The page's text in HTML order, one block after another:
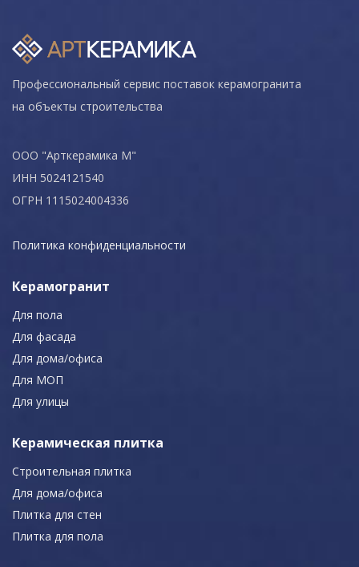
Профессиональный сервис поставок керамогранита
на объекты строительства
ООО "Арткерамика М"
ИНН 5024121540
ОГРН 1115024004336
Политика конфиденциальности
Керамогранит
Для пола
Для фасада
Для дома/офиса
Для МОП
Для улицы
Керамическая плитка
Строительная плитка
Для дома/офиса
Плитка для стен
Плитка для пола